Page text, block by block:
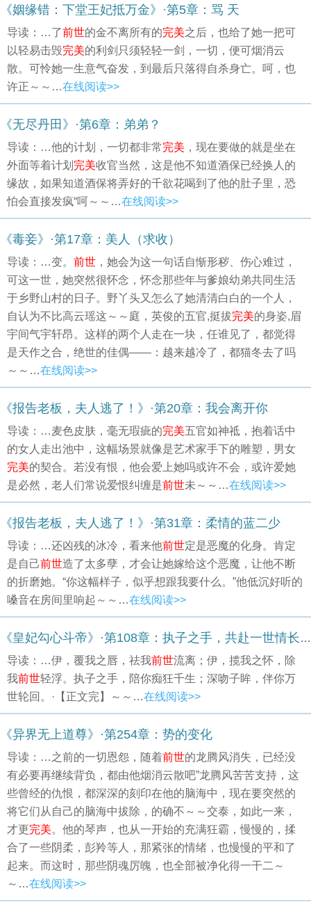
《姻缘错：下堂王妃抵万金》·第5章：骂 天
导读：…了前世的金不离所有的完美之后，也给了她一把可
以轻易击毁完美的利剑只须轻轻一剑，一切，便可烟消云
散。可怜她一生意气奋发，到最后只落得自杀身亡。呵，也
许正～～…在线阅读>>
《无尽丹田》·第6章：弟弟？
导读：…他的计划，一切都非常完美 ，现在要做的就是坐在
外面等着计划 完美收官当然，这是他不知道酒保已经换人的
缘故，如果知道酒保将弄好的千欲花喝到了他的肚子里，恐
怕会直接发疯“呵～～…在线阅读>>
《毒妾》·第17章：美人（求收）
导读：…变。 前世 ，她会为这一句话自惭形秽、伤心难过，
可这一世，她突然很怀念，怀念那些年与爹娘幼弟共同生活
于乡野山村的日子。野丫头又怎么了她清清白白的一个人，
自认为不比高云瑶这～～庭，英俊的五官,挺拔完美的身姿,眉
宇间气宇轩昂。这样的两个人走在一块，任谁见了，都觉得
是天作之合，绝世的佳偶——：越来越冷了，都猫冬去了吗
～～…在线阅读>>
《报告老板，夫人逃了！》·第20章：我会离开你
导读：…麦色皮肤，毫无瑕疵的完美五官如神祗，抱着话中
的女人走出池中，这幅场景就像是艺术家手下的雕塑，男女
完美的契合。若没有恨，他会爱上她吗或许不会，或许爱她
是必然，老人们常说爱恨纠缠是前世未～～…在线阅读>>
《报告老板，夫人逃了！》·第31章：柔情的蓝二少
导读：…还凶残的冰冷，看来他前世定是恶魔的化身。肯定
是自己前世造了太多孽，才会让她嫁给这个恶魔，让他不断
的折磨她。“你这幅样子，似乎想跟我要什么。”他低沉好听的
嗓音在房间里响起～～…在线阅读>>
《皇妃勾心斗帝》·第108章：执子之手，共赴一世情长（大结局）
导读：…伊，覆我之唇，祛我前世流离；伊，揽我之怀，除
我前世轻浮。执子之手，陪你痴狂千生；深吻子眸，伴你万
世轮回。·【正文完】～～…在线阅读>>
《异界无上道尊》·第254章：势的变化
导读：…之前的一切恩怨，随着前世的龙腾风消失，已经没
有必要再继续背负，都由他烟消云散吧”龙腾风苦苦支持，这
些曾经的仇恨，都深深的刻印在他的脑海中，现在要突然的
将它们从自己的脑海中拔除，的确不～～交泰，如此一来，
才更完美。他的琴声，也从一开始的充满狂霸，慢慢的，揉
合了一些阴柔，彭羚等人，那紧张的情绪，也慢慢的平和了
起来。而这时，那些阴魂厉魄，也全部被净化得一干二～
～…在线阅读>>